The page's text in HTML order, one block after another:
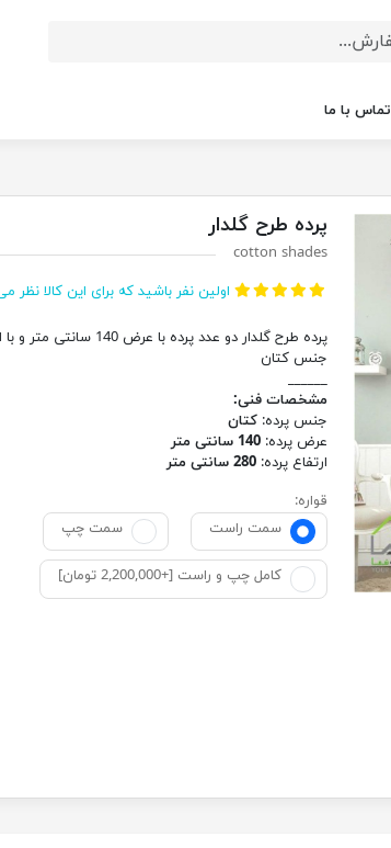
تماس با ما
پرده طرح گلدار
cotton shades
اولین نفر باشید که برای این کالا نظر
جنس کتان
______
مشخصات فنی:
جنس پرده: کتان
عرض پرده: 140 سانتی متر
ارتفاع پرده: 280 سانتی متر
قواره:
سمت راست
سمت چپ
کامل چپ و راست [+2,200,000 تومان]